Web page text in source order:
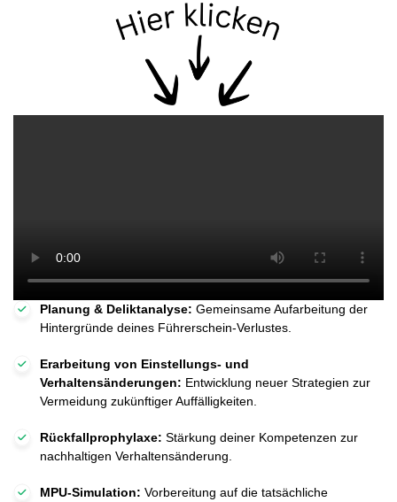
Planung & Deliktanalyse: Gemeinsame Aufarbeitung der
Hintergründe deines Führerschein-Verlustes.
Erarbeitung von Einstellungs- und
Verhaltensänderungen: Entwicklung neuer Strategien zur
Vermeidung zukünftiger Auffälligkeiten.
Rückfallprophylaxe: Stärkung deiner Kompetenzen zur
nachhaltigen Verhaltensänderung.
MPU-Simulation: Vorbereitung auf die tatsächliche